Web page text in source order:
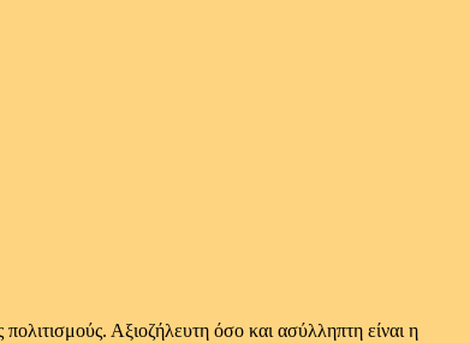
Αξιοζήλευτη όσο και ασύλληπτη είναι η